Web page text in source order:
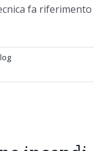
fa riferimento